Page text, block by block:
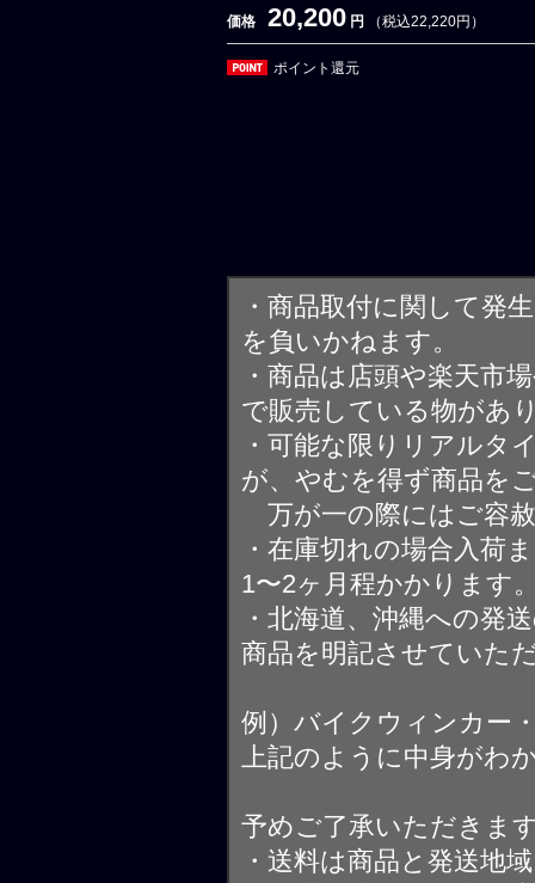
価格 20,200 円 （税込22,220円）
ポイント還元
・商品取付に関して発
を負いかねます。
・商品は店頭や楽天市
で販売している物があ
・可能な限りリアルタ
が、やむを得ず商品を
万が一の際にはご容
・在庫切れの場合入荷
1〜2ヶ月程かかります
・北海道、沖縄への発
商品を明記させていた
例）バイクウィンカー
上記のように中身がわ
予めご了承いただきま
・送料は商品と発送地